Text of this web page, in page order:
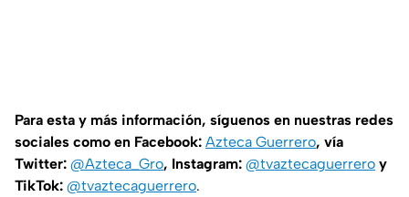
Para esta y más información, síguenos en nuestras redes
sociales como en Facebook: Azteca Guerrero, vía
Twitter: @Azteca_Gro, Instagram: @tvaztecaguerrero y
TikTok: @tvaztecaguerrero.